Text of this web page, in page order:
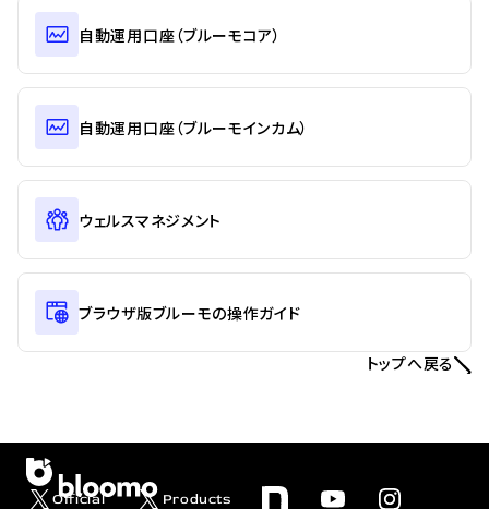
自動運用口座（ブルーモコア）
自動運用口座（ブルーモインカム）
ウェルスマネジメント
ブラウザ版ブルーモの操作ガイド
トップへ戻る
Official
Products